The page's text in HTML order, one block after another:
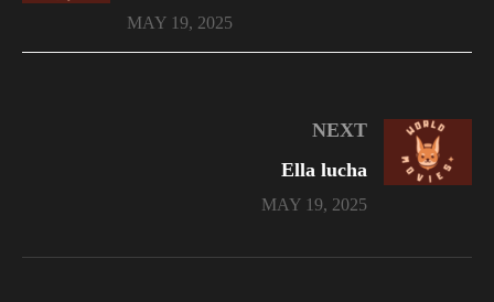
MAY 19, 2025
NEXT
Ella lucha
MAY 19, 2025